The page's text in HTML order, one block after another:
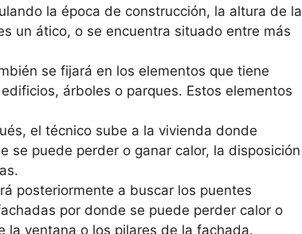
la época de construcción, la altura de la
un ático, o se encuentra situado entre más
se fijará en los elementos que tiene
árboles o parques. Estos elementos
el técnico sube a la vivienda donde
se puede perder o ganar calor, la disposición
posteriormente a buscar los puentes
por donde se puede perder calor o
la ventana o los pilares de la fachada.